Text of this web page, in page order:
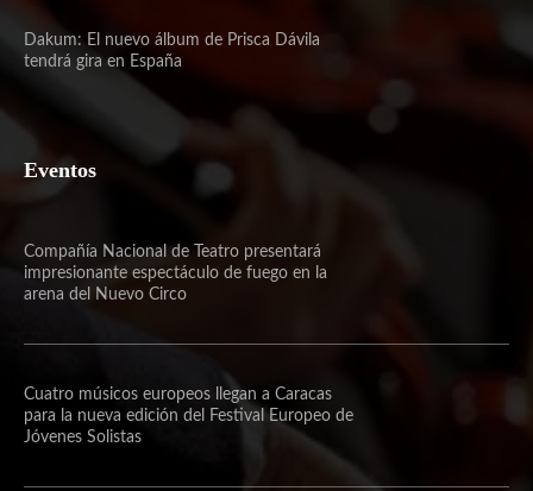
Dakum: El nuevo álbum de Prisca Dávila
tendrá gira en España
Eventos
Compañía Nacional de Teatro presentará
impresionante espectáculo de fuego en la
arena del Nuevo Circo
Cuatro músicos europeos llegan a Caracas
para la nueva edición del Festival Europeo de
Jóvenes Solistas